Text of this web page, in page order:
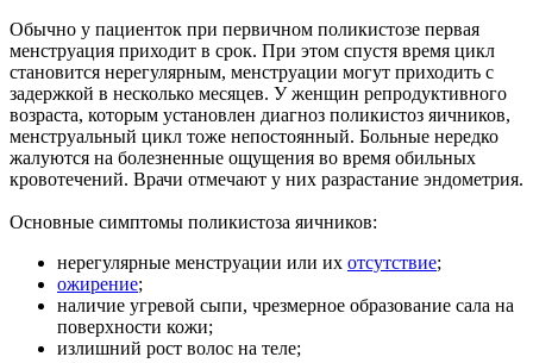
Обычно у пациенток при первичном поликистозе первая
менструация приходит в срок. При этом спустя время цикл
становится нерегулярным, менструации могут приходить с
задержкой в несколько месяцев. У женщин репродуктивного
возраста, которым установлен диагноз поликистоз яичников,
менструальный цикл тоже непостоянный. Больные нередко
жалуются на болезненные ощущения во время обильных
кровотечений. Врачи отмечают у них разрастание эндометрия.
Основные симптомы поликистоза яичников:
нерегулярные менструации или их отсутствие;
ожирение;
наличие угревой сыпи, чрезмерное образование сала на
поверхности кожи;
излишний рост волос на теле;